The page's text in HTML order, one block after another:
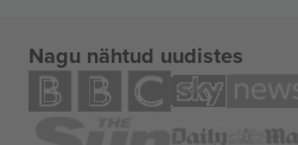
Nagu nähtud uudistes